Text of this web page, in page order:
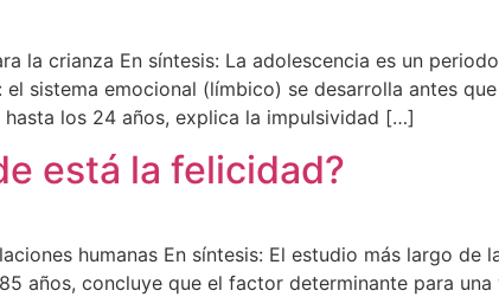
la crianza En síntesis: La adolescencia es un
sistema emocional (límbico) se desarrolla antes
los 24 años, explica la impulsividad […]
está la felicidad?
humanas En síntesis: El estudio más largo de
años, concluye que el factor determinante para